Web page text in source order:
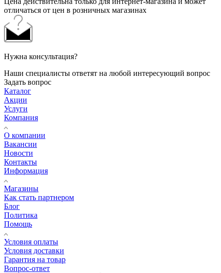
отличаться от цен в розничных магазинах
Нужна консультация?
Наши специалисты ответят на любой интересующий вопрос
Задать вопрос
Каталог
Акции
Услуги
Компания
О компании
Вакансии
Новости
Контакты
Информация
Магазины
Как стать партнером
Блог
Политика
Помощь
Условия оплаты
Условия доставки
Гарантия на товар
Вопрос-ответ